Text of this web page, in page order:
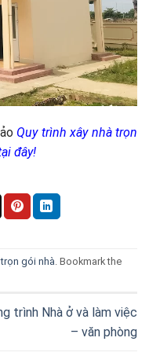
Quy trình xây nhà trọn
đây!
gói nhà. Bookmark the
trình Nhà ở và làm việc
– văn phòng